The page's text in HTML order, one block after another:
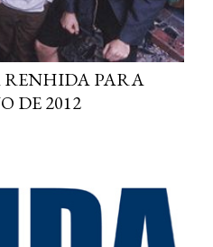
RENHIDA PARA
DE 2012